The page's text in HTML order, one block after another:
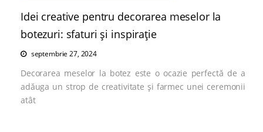
Idei creative pentru decorarea meselor la
botezuri: sfaturi și inspirație
septembrie 27, 2024
Decorarea meselor la botez este o ocazie perfectă de a
adăuga un strop de creativitate și farmec unei ceremonii
atât